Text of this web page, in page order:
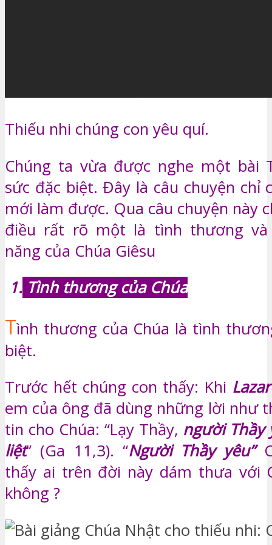
Thiếu nhi chúng con yêu quí.
Chúng ta vừa được nghe một bài
sức đặc biệt. Đây là câu chuyện chỉ
mới làm được. Qua câu chuyện này
điều rất rõ một là tình thương và
năng của Chúa Giêsu
1. Tình thương của Chúa
Tình thương của Chúa là tình
biệt.
Trước hết chúng con thấy: Khi
em của ông đã dùng những lời như
tin cho Chúa: “Lạy Thầy, người Thầy
liệt” (Ga 11,3). “Người Thầy yêu”
thấy ai trên đời này dám thưa với
không ?